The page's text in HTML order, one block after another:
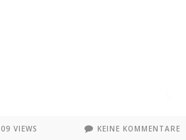
VIEWS KEINE KOMMENTARE